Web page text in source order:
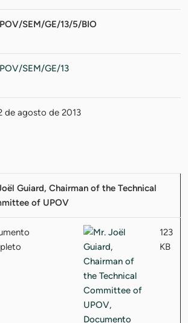
SEM/GE/13/5/BIO
SEM/GE/13
de agosto de 2013
Guiard, Chairman of the Technical
of UPOV
123
KB